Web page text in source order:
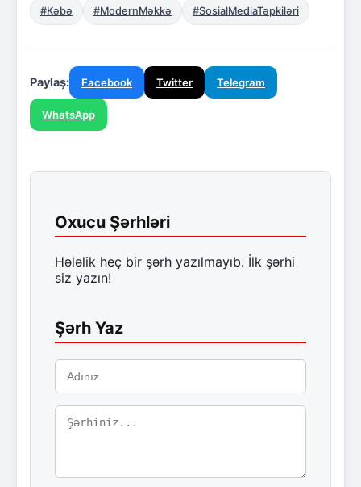
#Kəbə #ModernMəkkə #SosialMediaTəpkiləri
Paylaş: Facebook Twitter Telegram
WhatsApp
Oxucu Şərhləri
Hələlik heç bir şərh yazılmayıb. İlk şərhi
siz yazın!
Şərh Yaz